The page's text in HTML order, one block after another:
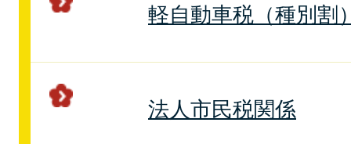
軽自動車税（種別割
法人市民税関係